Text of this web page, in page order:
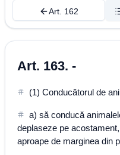
Art. 162
Art. 163. -
(1) Conducătorul de
a) să conducă
deplaseze pe
aproape de marginea din